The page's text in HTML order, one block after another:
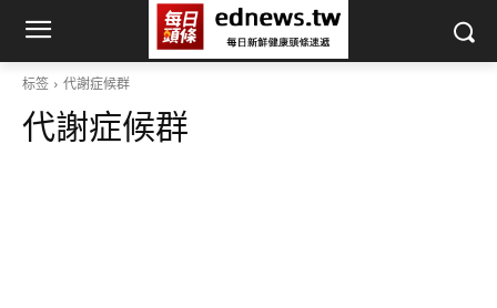
标签 代謝症候群
代謝症候群